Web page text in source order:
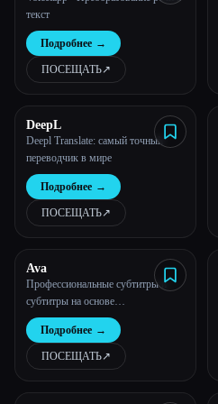
текст
Подробнее →
ПОСЕЩАТЬ↗︎
DeepL
Deepl Translate: самый точный
переводчик в мире
Подробнее →
ПОСЕЩАТЬ↗︎
Ava
Профессиональные субтитры и
субтитры на основе
искусственного интеллекта для
глухих и слабослышащих - Ava
Подробнее →
ПОСЕЩАТЬ↗︎